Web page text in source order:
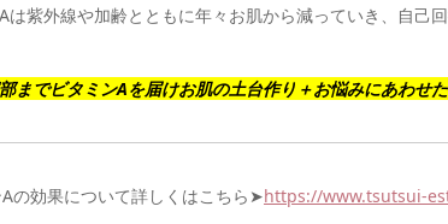
は紫外線や加齢とともに年々お肌から減っていき、自己
までビタミンAを届けお肌の土台作り＋お悩みにあわせ
の効果について詳しくはこちら➤https://www.tsutsui-